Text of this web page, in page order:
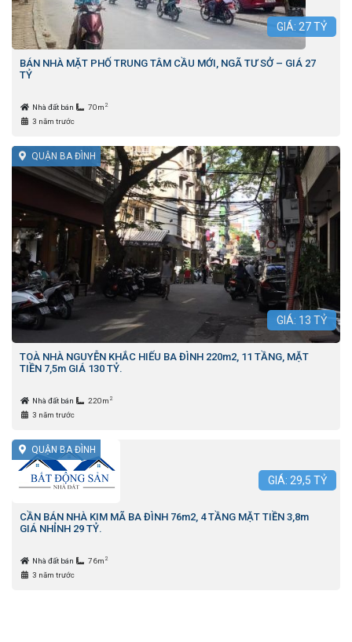
GIÁ: 27TỶ
BÁN NHÀ MẶT PHỐ TRUNG TÂM CẦU MỚI, NGÃ TƯ SỞ – GIÁ 27
TỶ
Nhà đất bán 70m 2
3 năm trước
QUẬN BA ĐÌNH
GIÁ: 13 TỶ
TOÀ NHÀ NGUYỄN KHẮC HIẾU BA ĐÌNH 220m2, 11 TẦNG, MẶT
TIỀN 7,5m GIÁ 130 TỶ.
Nhà đất bán 220m 2
3 năm trước
QUẬN BA ĐÌNH
GIÁ: 29,5 TỶ
CẦN BÁN NHÀ KIM MÃ BA ĐÌNH 76m2, 4 TẦNG MẶT TIỀN 3,8m
GIÁ NHỈNH 29 TỶ.
Nhà đất bán 76m 2
3 năm trước